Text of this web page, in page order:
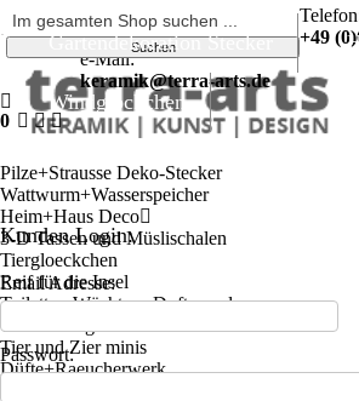
Gartendekoration Stecker
Windglöckchen
+49
e-Mail:
keramik@terra-arts.de
0
Kunden Login:
Email Adresse:
Passwort:
Pilze+Strausse Deko-Stecker
Wattwurm+Wasserspeicher
Heim+Haus Deco
3-D Tassen und Müslischalen
Tiergloeckchen
Reif für die Insel
Toiletten-Wächter - Duftspender
Glücksbringer
Tier und Zier minis
Düfte+Raeucherwerk